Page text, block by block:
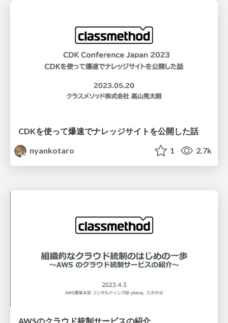
CDKを使って爆速でナレッジサイトを公開した話
nyankotaro
1 2.7k
AWSのクラウド統制サービスの紹介